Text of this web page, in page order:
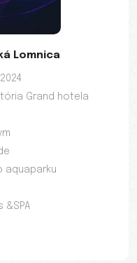
Lomnica
Grand hotela
aquaparku